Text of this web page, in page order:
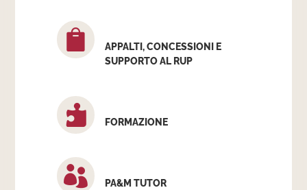

APPALTI, CONCESSIONI E
SUPPORTO AL RUP
 FORMAZIONE
 PA&M TUTOR